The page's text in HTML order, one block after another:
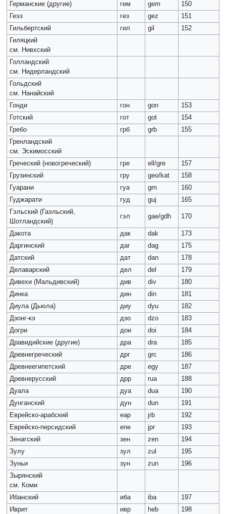
Германские (другие)
гем gem
150
Геэз
гез gez
151
Гильбертский
гил gil
152
Гиляцкий
см. Нивхский
Голландский
см. Нидерландский
Гольдский
см. Нанайский
Гонди
гон gon
153
Готский
гот got
154
Гребо
грб grb
155
Гренландский
см. Эскимосский
Греческий (новогреческий)
гре ell/gre
157
Грузинский
гру geo/kat
158
Гуарани
гуа grn
160
Гуджарати
гуд guj
165
Гэльский (Гаэльский,
Шотландский)
гэл gae/gdh 170
Дакота дак dak
173
Даргинский
даг dag
175
Датский
дат dan
178
Делаварский
дел del
179
Дивехи (Мальдивский)
див div
180
Динка
дин din
181
Диула (Дьюла)
диу dyu
182
Дзонг-кэ
дзо dzo
183
Догри
дои doi
184
Дравидийские (другие)
дра dra
185
Древнегреческий
дрг grc
186
Древнеегипетский
дре egy
187
Древнерусский
дрр rua
188
Дуала
дуа dua
190
Дунганский
дун dun
191
Еврейско-арабский
еар jrb
192
Еврейско-персидский
епе jpr
193
Зенагский
зен zen
194
Зулу
зул zul
195
Зуньи
зун zun
196
Зырянский
см. Коми
Ибанский
иба iba
197
Иврит
ивр heb
198